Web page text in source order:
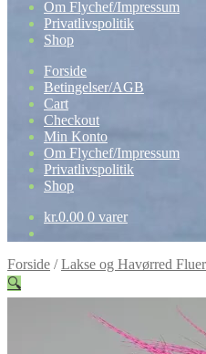
Om Flychef/Impressum
Privatlivspolitik
Shop
Forside
Betingelser/AGB
Cart
Checkout
Min Konto
Om Flychef/Impressum
Privatlivspolitik
Shop
kr.0.00 0 varer
Forside /Lakse og Havørred Fluer
🔍